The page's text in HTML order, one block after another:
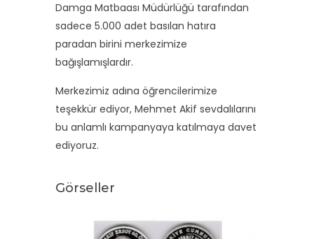
Damga Matbaası Müdürlüğü tarafından
sadece 5.000 adet basılan hatıra
paradan birini merkezimize
bağışlamışlardır.
Merkezimiz adına öğrencilerimize
teşekkür ediyor, Mehmet Akif sevdalılarını
bu anlamlı kampanyaya katılmaya davet
ediyoruz.
Görseller